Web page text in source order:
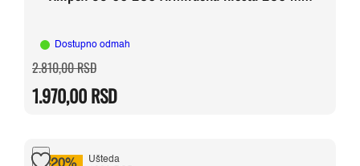
Dostupno odmah
2.810,00RSDOriginalna
cena
bila:
2.810,00 RSD.
1.970,00RSD
Trenutna
cena
1.970,00 RSD.
Ušteda